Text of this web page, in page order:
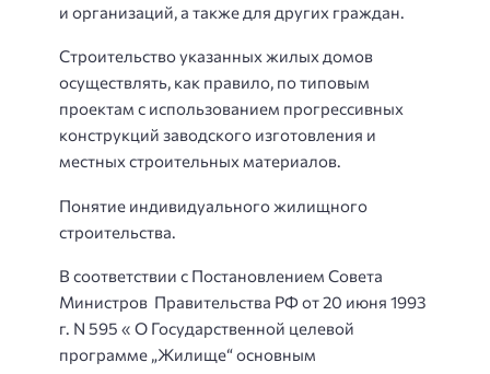
и организаций, а также для других граждан.
Строительство указанных жилых домов
осуществлять, как правило, по типовым
проектам с использованием прогрессивных
конструкций заводского изготовления и
местных строительных материалов.
Понятие индивидуального жилищного
строительства.
В соответствии с Постановлением Совета
Министров  Правительства РФ от 20 июня 1993
г. N 595 « О Государственной целевой
программе „Жилище“ основным